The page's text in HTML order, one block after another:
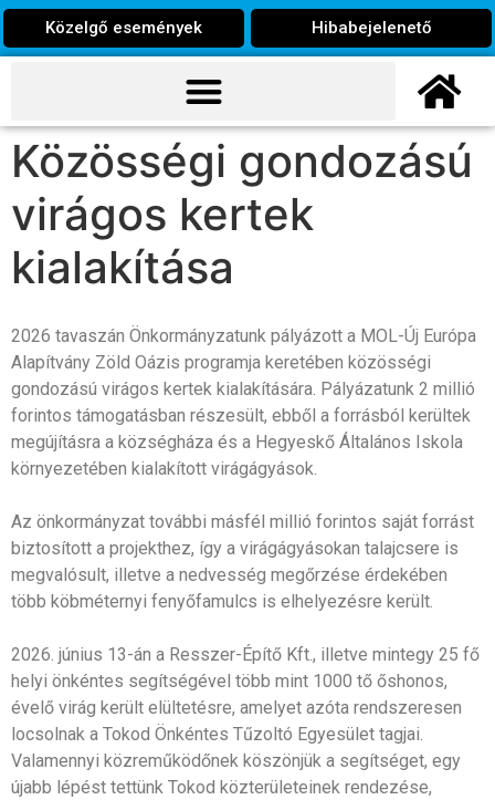
Közelgő események Hibabejelenető
Közösségi gondozású
virágos kertek
kialakítása
2026 tavaszán Önkormányzatunk pályázott a MOL-Új Európa
Alapítvány Zöld Oázis programja keretében közösségi
gondozású virágos kertek kialakítására. Pályázatunk 2 millió
forintos támogatásban részesült, ebből a forrásból kerültek
megújításra a községháza és a Hegyeskő Általános Iskola
környezetében kialakított virágágyások.
Az önkormányzat további másfél millió forintos saját forrást
biztosított a projekthez, így a virágágyásokan talajcsere is
megvalósult, illetve a nedvesség megőrzése érdekében
több köbméternyi fenyőfamulcs is elhelyezésre került.
2026. június 13-án a Resszer-Építő Kft., illetve mintegy 25 fő
helyi önkéntes segítségével több mint 1000 tő őshonos,
évelő virág került elültetésre, amelyet azóta rendszeresen
locsolnak a Tokod Önkéntes Tűzoltó Egyesület tagjai.
Valamennyi közreműködőnek köszönjük a segítséget, egy
újabb lépést tettünk Tokod közterületeinek rendezése,